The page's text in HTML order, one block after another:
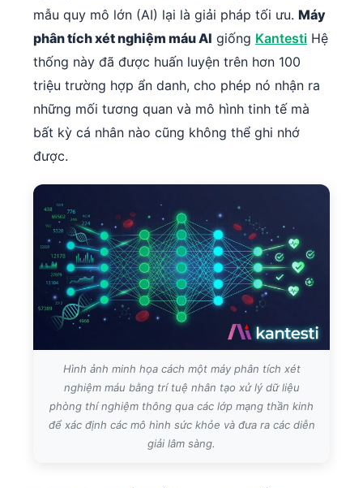
mẫu quy mô lớn (AI) lại là giải pháp tối ưu. Máy
phân tích xét nghiệm máu AI giống Kantesti Hệ
thống này đã được huấn luyện trên hơn 100
triệu trường hợp ẩn danh, cho phép nó nhận ra
những mối tương quan và mô hình tinh tế mà
bất kỳ cá nhân nào cũng không thể ghi nhớ
được.
Hình ảnh minh họa cách một máy phân tích xét
nghiệm máu bằng trí tuệ nhân tạo xử lý dữ liệu
phòng thí nghiệm thông qua các lớp mạng thần kinh
để xác định các mô hình sức khỏe và đưa ra các diễn
giải lâm sàng.